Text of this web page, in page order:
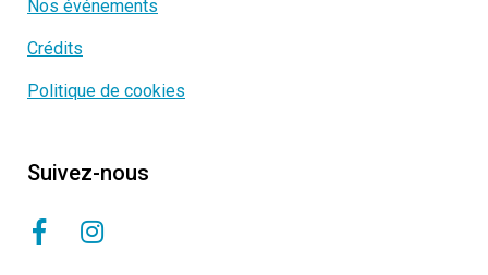
Nos événements
Crédits
Politique de cookies
Suivez-nous